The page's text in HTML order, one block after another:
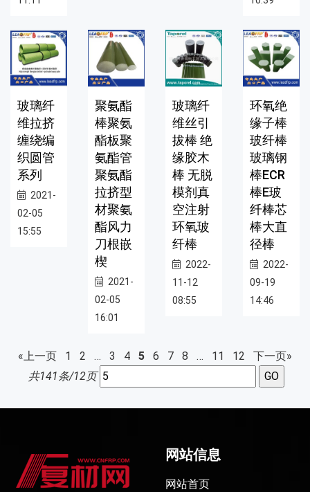
玻璃纤
维拉挤
缠绕编
织圆管
系列
2021-
02-05
15:55
聚氨酯
棒聚氨
酯板聚
氨酯管
聚氨酯
拉挤型
材聚氨
酯风力
刀根嵌
楔
2021-
02-05
16:01
玻璃纤
维丝引
拔棒 绝
缘胶木
棒 无脱
模剂真
空注射
环氧玻
纤棒
2022-
11-12
08:55
环氧绝
缘子棒
玻纤棒
玻璃钢
棒ECR
棒E玻
纤棒芯
棒大直
径棒
2022-
09-19
14:46
«上一页 1 2 … 3 4 5 6 7 8 … 11 12
下一页»
共141条/12页
网站信息
网站首页